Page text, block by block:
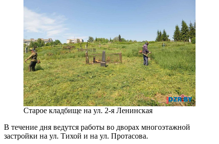
Старое кладбище на ул. 2-я Ленинская
В течение дня ведутся работы во дворах многоэтажной
застройки на ул. Тихой и на ул. Протасова.